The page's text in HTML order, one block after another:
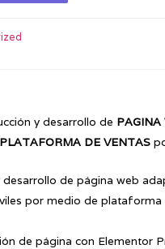
y desarrollo de PAGINA
PLATAFORMA DE VENTAS
desarrollo de página web
por medio de plataforma
de página con Elementor